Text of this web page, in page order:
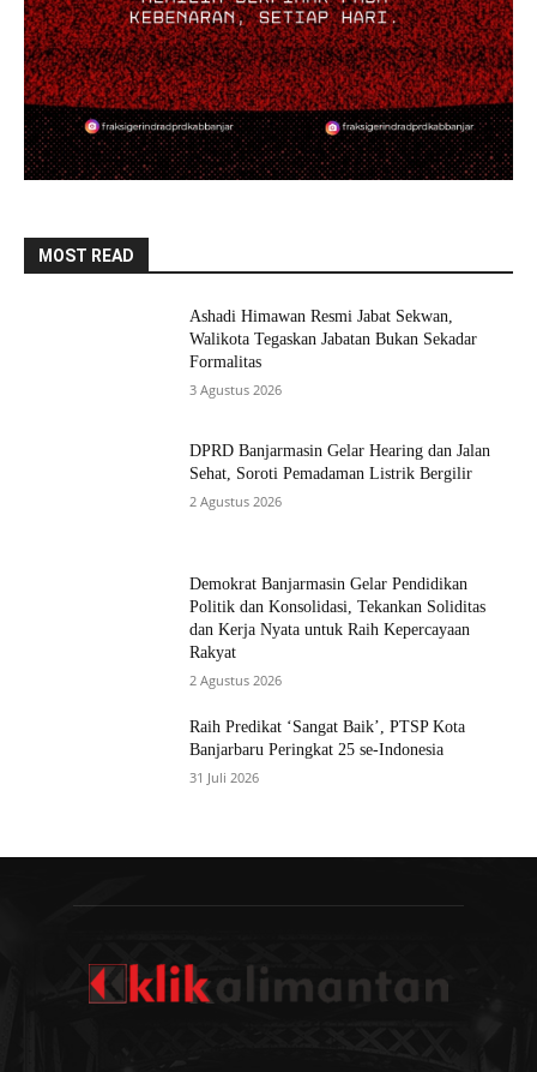
MOST READ
Ashadi Himawan Resmi Jabat Sekwan,
Walikota Tegaskan Jabatan Bukan Sekadar
Formalitas
3 Agustus 2026
DPRD Banjarmasin Gelar Hearing dan Jalan
Sehat, Soroti Pemadaman Listrik Bergilir
2 Agustus 2026
Demokrat Banjarmasin Gelar Pendidikan
Politik dan Konsolidasi, Tekankan Soliditas
dan Kerja Nyata untuk Raih Kepercayaan
Rakyat
2 Agustus 2026
Raih Predikat ‘Sangat Baik’, PTSP Kota
Banjarbaru Peringkat 25 se-Indonesia
31 Juli 2026